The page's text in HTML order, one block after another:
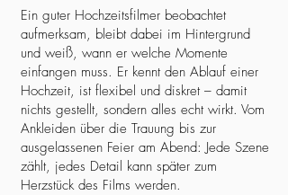
Ein guter Hochzeitsfilmer beobachtet
aufmerksam, bleibt dabei im Hintergrund
und weiß, wann er welche Momente
einfangen muss. Er kennt den Ablauf einer
Hochzeit, ist flexibel und diskret – damit
nichts gestellt, sondern alles echt wirkt. Vom
Ankleiden über die Trauung bis zur
ausgelassenen Feier am Abend: Jede Szene
zählt, jedes Detail kann später zum
Herzstück des Films werden.